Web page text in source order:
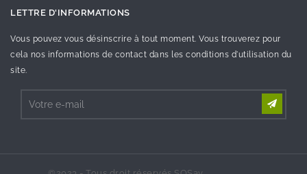
LETTRE D'INFORMATIONS
Vous pouvez vous désinscrire à tout moment. Vous trouverez pour
cela nos informations de contact dans les conditions d'utilisation du
site.